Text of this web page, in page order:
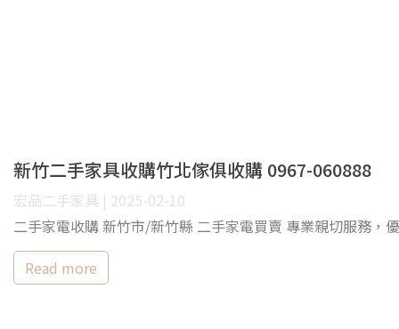
新竹二手家具收購竹北傢俱收購 0967-060888
宏品二手家具 | 2025-02-10
二手家電收購 新竹市/新竹縣 二手家電買賣 專業親切服務
Read more